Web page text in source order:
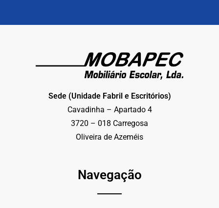
Sede (Unidade Fabril e Escritórios)
Cavadinha – Apartado 4
3720 – 018 Carregosa
Oliveira de Azeméis
Navegação